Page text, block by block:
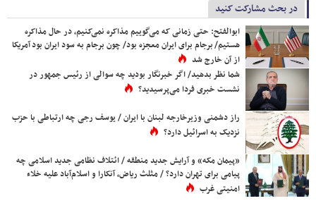
در بحث مشارکت کنید
ابوالفتح: حتی زمانی که می‌گوییم مذاکره نمی‌کنیم، در حال مذاکره
هستیم/ برجام برای ایران معجزه بود/ چون برجام به سود ایران بود آمریکا
از آن خارج شد
شما نظر بدهید/ اگر خبرنگار بودید چه سوالی از رئیس جمهور در
نشست خبری فردا می‌پرسیدید؟
راز دشمنی وزیرخارجه لبنان با ایران / یوسف رجی چه ارتباطی با حزب
نزدیک به اسرائیل دارد؟
«پیمان مکه» و آرایش جدید منطقه / ائتلاف نظامی جدید اسلامی چه
پیامی برای تهران دارد؟ / مثلث ریاض، آنکارا و اسلام‌آباد علیه خلاء
امنیتی غرب